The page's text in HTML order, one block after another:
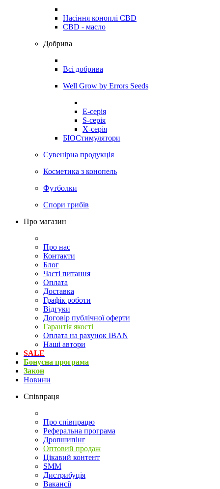
Насіння коноплі CBD
CBD - масло
Добрива
Всі добрива
Well Grow by Errors Seeds
E-серія
S-серія
X-серія
БІОСтимулятори
Сувенірна продукція
Косметика з конопель
Футболки
Спори грибів
Про магазин
Про нас
Контакти
Блог
Часті питання
Оплата
Доставка
Графік роботи
Відгуки
Договір публічної оферти
Гарантія якості
Оплата на рахунок IBAN
Наші автори
SALE
Бонусна програма
Закон
Новини
Співпраця
Про співпрацю
Реферальна програма
Дропшипінг
Оптовий продаж
Цікавий контент
SMM
Дистрибуція
Вакансії